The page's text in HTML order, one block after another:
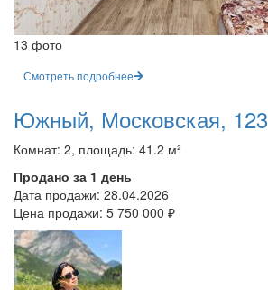
13 фото
Смотреть подробнее
Южный, Московская, 123
Комнат: 2, площадь: 41.2 м²
Продано за 1 день
Дата продажи: 28.04.2026
Цена продажи: 5 750 000 ₽